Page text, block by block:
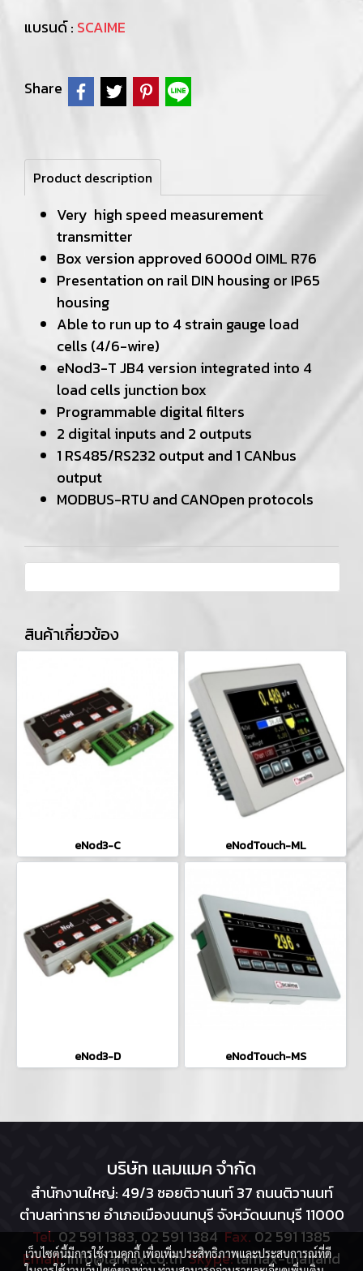
แบรนด์ : SCAIME
Share
Product description
Very high speed measurement
transmitter
Box version approved 6000d OIML R76
Presentation on rail DIN housing or IP65
housing
Able to run up to 4 strain gauge load
cells (4/6-wire)
eNod3-T JB4 version integrated into 4
load cells junction box
Programmable digital filters
2 digital inputs and 2 outputs
1 RS485/RS232 output and 1 CANbus
output
MODBUS-RTU and CANOpen protocols
สินค้าเกี่ยวข้อง
eNod3-C eNodTouch-ML
eNod3-D eNodTouch-MS
บริษัท แลมแมค จำกัด
สำนักงานใหญ่: 49/3 ซอยติวานนท์ 37 ถนนติวานนท์
ตำบลท่าทราย อำเภอเมืองนนทบุรี จังหวัดนนทบุรี 11000
Tel. 02 591 1383, 02 591 1384 Fax. 02 591 1385
Email:info@lamax.co.th Skype:lamax-thailand
เว็บไซต์นี้มีการใช้งานคุกกี้ เพื่อเพิ่มประสิทธิภาพและประสบการณ์ที่ดี